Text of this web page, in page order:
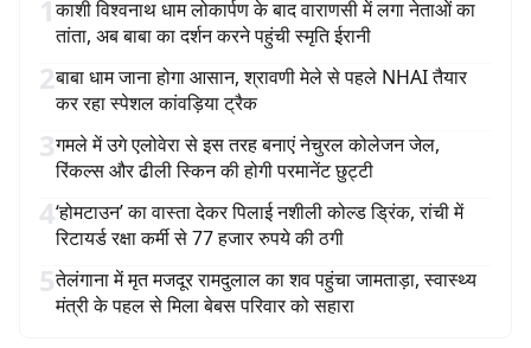
1काशी विश्वनाथ धाम लोकार्पण के बाद वाराणसी में लगा नेताओं का
तांता, अब बाबा का दर्शन करने पहुंची स्मृति ईरानी
2बाबा धाम जाना होगा आसान, श्रावणी मेले से पहले NHAI तैयार
कर रहा स्पेशल कांवड़िया ट्रैक
3गमले में उगे एलोवेरा से इस तरह बनाएं नेचुरल कोलेजन जेल,
रिंकल्स और ढीली स्किन की होगी परमानेंट छुट्टी
4‘होमटाउन’ का वास्ता देकर पिलाई नशीली कोल्ड ड्रिंक, रांची में
रिटायर्ड रक्षा कर्मी से 77 हजार रुपये की ठगी
5तेलंगाना में मृत मजदूर रामदुलाल का शव पहुंचा जामताड़ा, स्वास्थ्य
मंत्री के पहल से मिला बेबस परिवार को सहारा